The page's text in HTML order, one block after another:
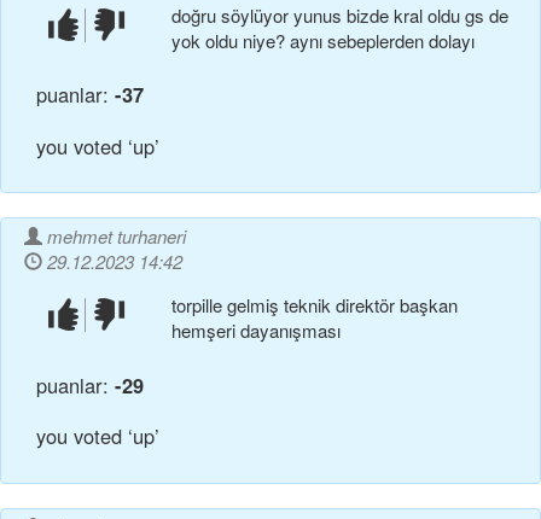
beğendim!beğenmedim!
puanlar: -37
you voted ‘up’
doğru söylüyor yunus bizde kral oldu gs de
yok oldu niye? aynı sebeplerden dolayı
mehmet turhaneri
29.12.2023 14:42
beğendim!beğenmedim!
puanlar: -29
you voted ‘up’
torpille gelmiş teknik direktör başkan
hemşeri dayanışması